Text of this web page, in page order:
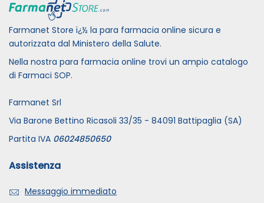
Farmanet Store ï¿½ la para farmacia online sicura e
autorizzata dal Ministero della Salute.
Nella nostra para farmacia online trovi un ampio catalogo
di Farmaci SOP.
Farmanet Srl
Via Barone Bettino Ricasoli 33/35 - 84091 Battipaglia (SA)
Partita IVA 06024850650
Assistenza
Messaggio immediato